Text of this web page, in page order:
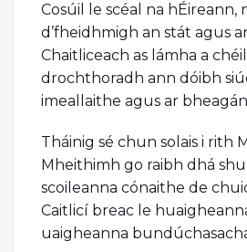
Cosúil le scéal na hÉireann,
d’fheidhmigh an stát agus
Chaitliceach as lámha a
drochthoradh ann dóibh
imeallaithe agus ar
Tháinig sé chun solais i rith
Mheithimh go raibh dhá
scoileanna cónaithe de
Caitlicí breac le
uaigheanna